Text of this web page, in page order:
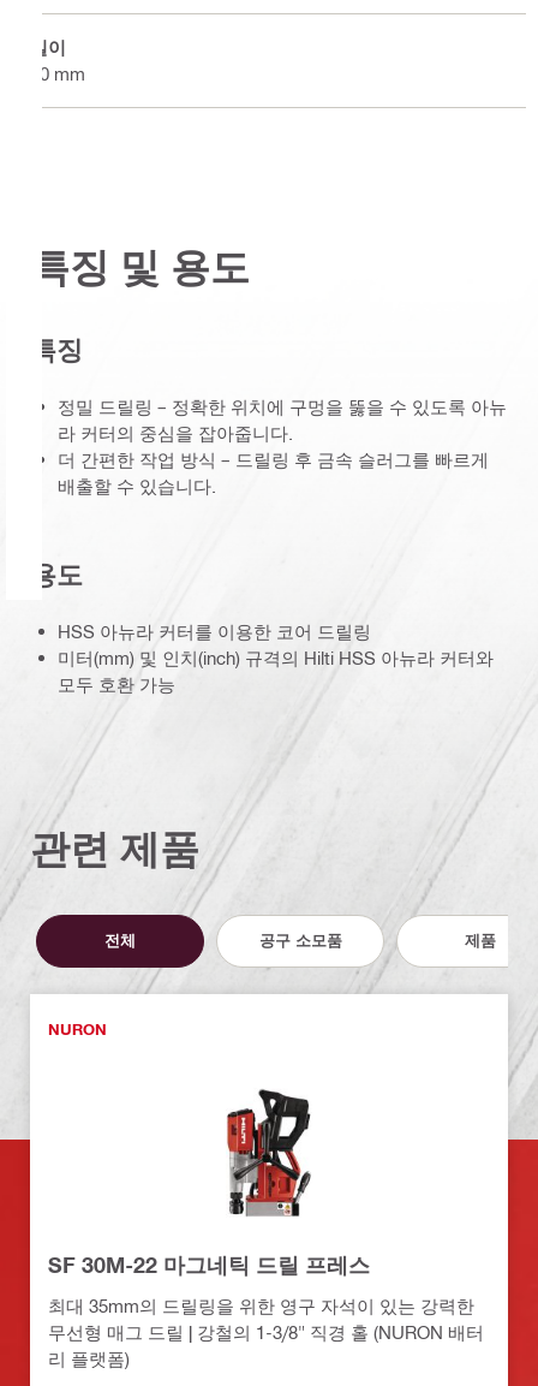
길이
80 mm
특징 및 용도
특징
정밀 드릴링 – 정확한 위치에 구멍을 뚫을 수 있도록 아뉴
라 커터의 중심을 잡아줍니다.
더 간편한 작업 방식 – 드릴링 후 금속 슬러그를 빠르게
배출할 수 있습니다.
용도
HSS 아뉴라 커터를 이용한 코어 드릴링
미터(mm) 및 인치(inch) 규격의 Hilti HSS 아뉴라 커터와
모두 호환 가능
관련 제품
전체 공구 소모품 제품
NURON
SF 30M-22 마그네틱 드릴 프레스
최대 35mm의 드릴링을 위한 영구 자석이 있는 강력한
무선형 매그 드릴 | 강철의 1-3/8" 직경 홀 (NURON 배터
리 플랫폼)